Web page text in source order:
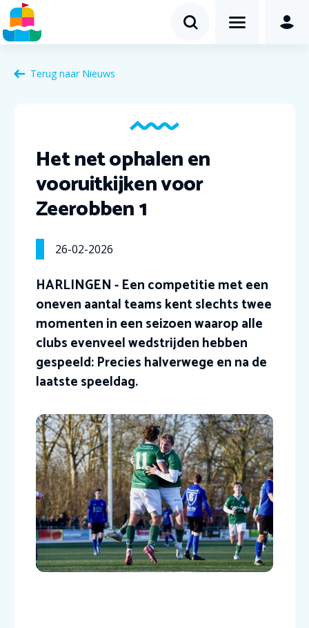
Terug naar Nieuws
Het net ophalen en
vooruitkijken voor
Zeerobben 1
26-02-2026
HARLINGEN - Een competitie met een
oneven aantal teams kent slechts twee
momenten in een seizoen waarop alle
clubs evenveel wedstrijden hebben
gespeeld: Precies halverwege en na de
laatste speeldag.